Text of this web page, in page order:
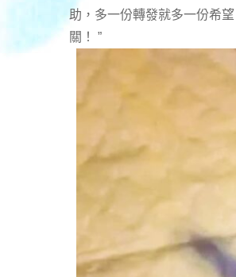
助，多一份轉發就多一份希
關！ ”